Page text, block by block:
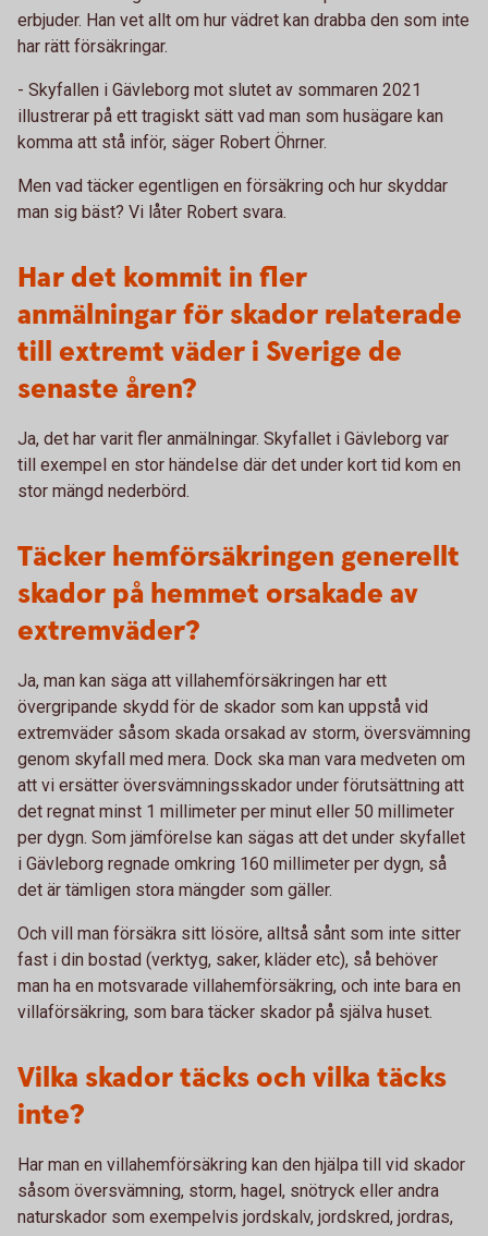
erbjuder. Han vet allt om hur vädret kan drabba den som inte
har rätt försäkringar.
- Skyfallen i Gävleborg mot slutet av sommaren 2021
illustrerar på ett tragiskt sätt vad man som husägare kan
komma att stå inför, säger Robert Öhrner.
Men vad täcker egentligen en försäkring och hur skyddar
man sig bäst? Vi låter Robert svara.
Har det kommit in fler
anmälningar för skador relaterade
till extremt väder i Sverige de
senaste åren?
Ja, det har varit fler anmälningar. Skyfallet i Gävleborg var
till exempel en stor händelse där det under kort tid kom en
stor mängd nederbörd.
Täcker hemförsäkringen generellt
skador på hemmet orsakade av
extremväder?
Ja, man kan säga att villahemförsäkringen har ett
övergripande skydd för de skador som kan uppstå vid
extremväder såsom skada orsakad av storm, översvämning
genom skyfall med mera. Dock ska man vara medveten om
att vi ersätter översvämningsskador under förutsättning att
det regnat minst 1 millimeter per minut eller 50 millimeter
per dygn. Som jämförelse kan sägas att det under skyfallet
i Gävleborg regnade omkring 160 millimeter per dygn, så
det är tämligen stora mängder som gäller.
Och vill man försäkra sitt lösöre, alltså sånt som inte sitter
fast i din bostad (verktyg, saker, kläder etc), så behöver
man ha en motsvarade villahemförsäkring, och inte bara en
villaförsäkring, som bara täcker skador på själva huset.
Vilka skador täcks och vilka täcks
inte?
Har man en villahemförsäkring kan den hjälpa till vid skador
såsom översvämning, storm, hagel, snötryck eller andra
naturskador som exempelvis jordskalv, jordskred, jordras,